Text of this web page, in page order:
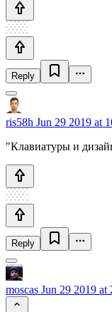
Reply
ris58h Jun 29 2019 at
"Клавиатуры и
Reply
moscas Jun 29 2019 at